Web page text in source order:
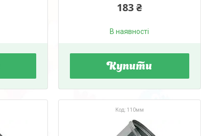
183 ₴
В наявності
Купити
110мм